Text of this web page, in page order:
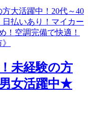
未経験の方
女活躍中★